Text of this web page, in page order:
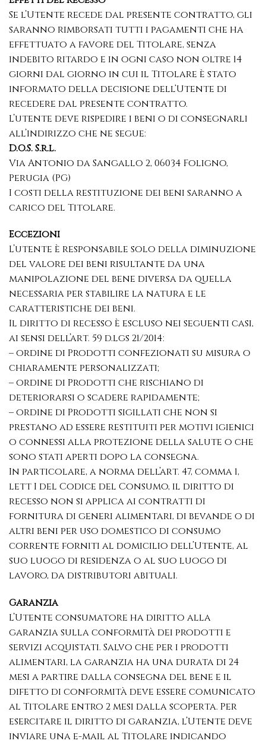
Se l’Utente recede dal presente contratto, gli
saranno rimborsati tutti i pagamenti che ha
effettuato a favore del Titolare, senza
indebito ritardo e in ogni caso non oltre 14
giorni dal giorno in cui il Titolare è stato
informato della decisione dell‘Utente di
recedere dal presente contratto.
L’utente deve rispedire i beni o di consegnarli
all’indirizzo che ne segue:
D.O.S. S.r.l.
Via Antonio da Sangallo 2, 06034 Foligno,
Perugia (PG)
I costi della restituzione dei beni saranno a
carico del Titolare.
Eccezioni
L’utente è responsabile solo della diminuzione
del valore dei beni risultante da una
manipolazione del bene diversa da quella
necessaria per stabilire la natura e le
caratteristiche dei beni.
Il diritto di recesso è escluso nei seguenti casi,
ai sensi dell’art. 59 d.lgs 21/2014:
– ordine di Prodotti confezionati su misura o
chiaramente personalizzati;
– ordine di Prodotti che rischiano di
deteriorarsi o scadere rapidamente;
– ordine di Prodotti sigillati che non si
prestano ad essere restituiti per motivi igienici
o connessi alla protezione della salute o che
sono stati aperti dopo la consegna.
In particolare, a norma dell’art. 47, comma 1,
lett I del Codice del Consumo, il diritto di
recesso non si applica ai contratti di
fornitura di generi alimentari, di bevande o di
altri beni per uso domestico di consumo
corrente forniti al domicilio dell’Utente, al
suo luogo di residenza o al suo luogo di
lavoro, da distributori abituali.
Garanzia
L’Utente consumatore ha diritto alla
garanzia sulla conformità dei prodotti e
servizi acquistati. Salvo che per i prodotti
alimentari, la garanzia ha una durata di 24
mesi a partire dalla consegna del bene e il
difetto di conformità deve essere comunicato
al Titolare entro 2 mesi dalla scoperta. Per
esercitare il diritto di garanzia, l’Utente deve
inviare una e-mail al Titolare indicando